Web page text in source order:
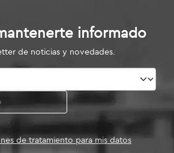
informado
de noticias y novedades.
de tratamiento para mis datos